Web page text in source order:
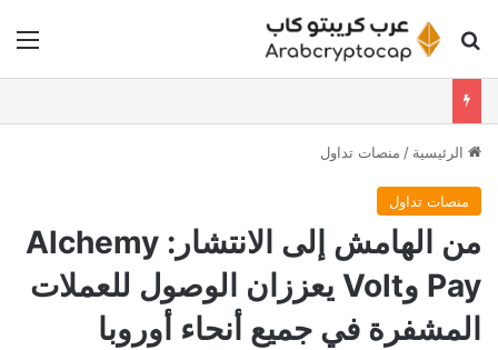
بحث عن
الرئيسية / منصات تداول
منصات تداول
من الهامش إلى الانتشار: Alchemy
Pay وVolt يعززان الوصول للعملات
المشفرة في جميع أنحاء أوروبا